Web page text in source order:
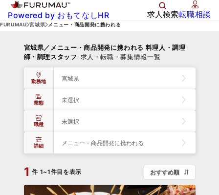
Powered by おもてなしHR 求人検索転職相談
FURUMAU 宮城県 メニュー・商品開発に携われる
宮城県／メニュー・商品開発に携われる 料理人・調理
師・調理スタッフ 求人・転職・募集情報一覧
勤務地 宮城県
業態 未選択
職種 未選択
詳細 メニュー・商品開発に携われる
1 件 1~1件目を表示 おすすめ順